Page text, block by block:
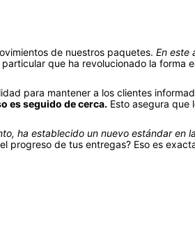
de nuestros paquetes. En este
que ha revolucionado la forma
para mantener a los clientes
es seguido de cerca. Esto asegura que
ha establecido un nuevo estándar en
progreso de tus entregas? Eso es